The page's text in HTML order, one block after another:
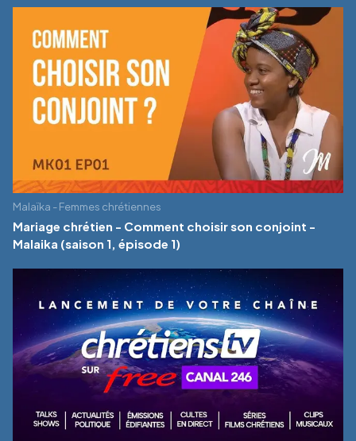
Malaïka - Femmes chrétiennes
Mariage chrétien - Comment choisir son conjoint -
Malaika (saison 1, épisode 1)